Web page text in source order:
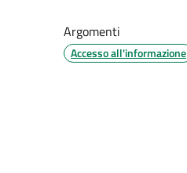
Argomenti
Accesso all'informazione